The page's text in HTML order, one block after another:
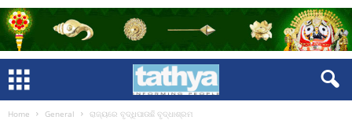
Home General ରାଜ୍ୟରେ ବୃଦ୍ଧିପାଉଛି ବୃଦ୍ଧାଶ୍ରମ